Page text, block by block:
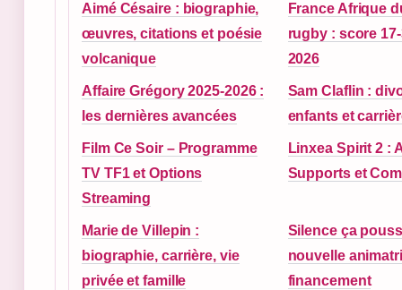
Aimé Césaire : biographie,
œuvres, citations et poésie
volcanique
France Afrique
rugby : score
2026
Affaire Grégory 2025-2026 :
les dernières avancées
Sam Claflin :
enfants et
Film Ce Soir – Programme
TV TF1 et Options
Streaming
Linxea Spirit 2 :
Supports et
Marie de Villepin :
biographie, carrière, vie
privée et famille
Silence ça
nouvelle
financement